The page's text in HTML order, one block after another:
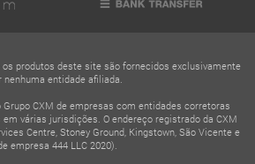
produtos deste site são fornecidos exclusivamente
nenhuma entidade afiliada.
CXM de empresas com entidades corretoras
várias jurisdições. O endereço registrado da CXM
Centre, Stoney Ground, Kingstown, São Vicente e
empresa 444 LLC 2020).